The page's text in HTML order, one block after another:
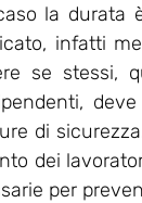
la durata
infatti
se stessi,
di
dei
per